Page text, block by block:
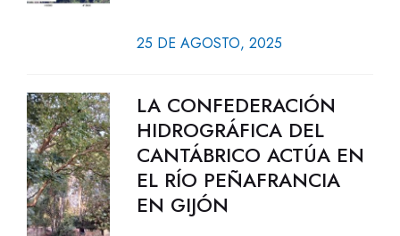
25 DE AGOSTO, 2025
LA CONFEDERACIÓN
HIDROGRÁFICA DEL
CANTÁBRICO ACTÚA EN
EL RÍO PEÑAFRANCIA
EN GIJÓN